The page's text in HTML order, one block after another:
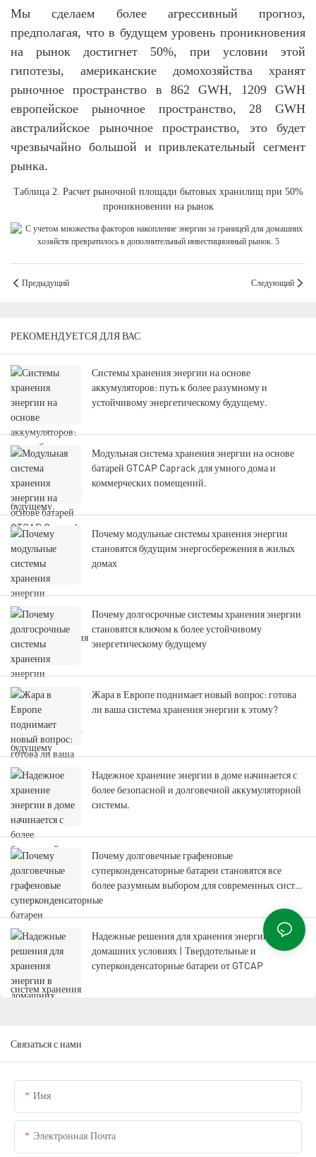
Мы сделаем более агрессивный прогноз,
предполагая, что в будущем уровень проникновения
на рынок достигнет 50%, при условии этой
гипотезы, американские домохозяйства хранят
рыночное пространство в 862 GWH, 1209 GWH
европейское рыночное пространство, 28 GWH
австралийское рыночное пространство, это будет
чрезвычайно большой и привлекательный сегмент
рынка.
Таблица 2. Расчет рыночной площади бытовых хранилищ при 50%
проникновении на рынок
Предыдущий Следующий
РЕКОМЕНДУЕТСЯ ДЛЯ ВАС
Системы хранения энергии на основе
аккумуляторов: путь к более разумному и
устойчивому энергетическому будущему.
Модульная система хранения энергии на основе
батарей GTCAP Caprack для умного дома и
коммерческих помещений.
Почему модульные системы хранения энергии
становятся будущим энергосбережения в жилых
домах
Почему долгосрочные системы хранения энергии
становятся ключом к более устойчивому
энергетическому будущему
Жара в Европе поднимает новый вопрос: готова
ли ваша система хранения энергии к этому?
Надежное хранение энергии в доме начинается с
более безопасной и долговечной аккумуляторной
системы.
Почему долговечные графеновые
суперконденсаторные батареи становятся все
более разумным выбором для современных систем
хранения энергии
Надежные решения для хранения энергии в
домашних условиях | Твердотельные и
суперконденсаторные батареи от GTCAP
Связаться с нами
Имя
Электронная Почта